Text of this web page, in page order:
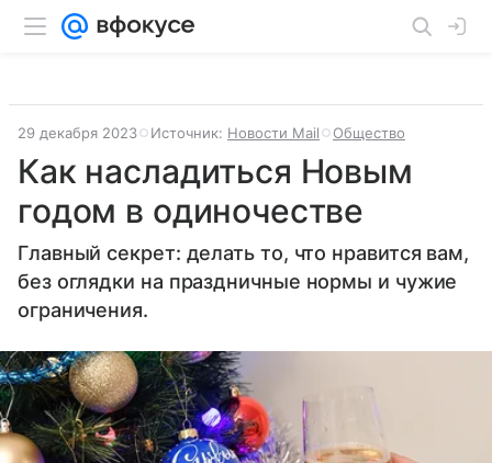
29 декабря 2023 Источник: Новости Mail Общество
Как насладиться Новым
годом в одиночестве
Главный секрет: делать то, что нравится вам,
без оглядки на праздничные нормы и чужие
ограничения.